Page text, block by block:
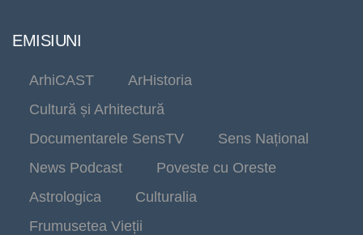
EMISIUNI
ArhiCAST
ArHistoria
Cultură și Arhitectură
Documentarele SensTV
Sens Național
News Podcast
Poveste cu Oreste
Astrologica
Culturalia
Frumusetea Vieții